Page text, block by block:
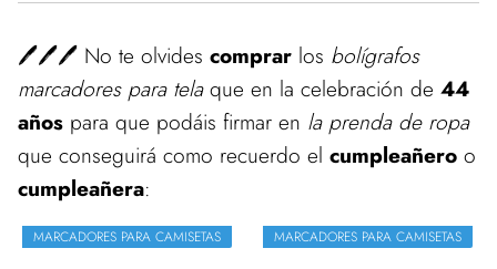
🖊️🖊️🖊️ No te olvides comprar los bolígrafos
marcadores para telaque en la celebración de 44
años para que podáis firmar en la prenda de ropa
que conseguirá como recuerdo el cumpleañero o
cumpleañera:
MARCADORES PARA CAMISETAS MARCADORES PARA CAMISETAS